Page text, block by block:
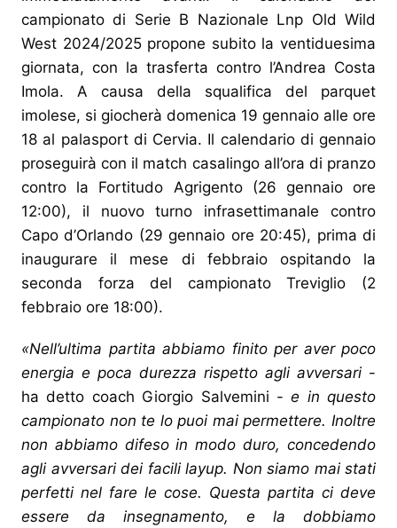
campionato di Serie B Nazionale Lnp Old Wild
West 2024/2025 propone subito la ventiduesima
giornata, con la trasferta contro l’Andrea Costa
Imola. A causa della squalifica del parquet
imolese, si giocherà domenica 19 gennaio alle ore
18 al palasport di Cervia. Il calendario di gennaio
proseguirà con il match casalingo all’ora di pranzo
contro la Fortitudo Agrigento (26 gennaio ore
12:00), il nuovo turno infrasettimanale contro
Capo d’Orlando (29 gennaio ore 20:45), prima di
inaugurare il mese di febbraio ospitando la
seconda forza del campionato Treviglio (2
febbraio ore 18:00).
«Nell’ultima partita abbiamo finito per aver poco
energia e poca durezza rispetto agli avversari -
ha detto coach Giorgio Salvemini - e in questo
campionato non te lo puoi mai permettere. Inoltre
non abbiamo difeso in modo duro, concedendo
agli avversari dei facili layup. Non siamo mai stati
perfetti nel fare le cose. Questa partita ci deve
essere da insegnamento, e la dobbiamo